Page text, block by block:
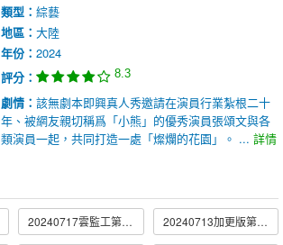
類型： 綜藝
地區： 大陸
年份： 2024
評分：
8.3
劇情： 該無劇本即興真人秀邀請在演員行業紮根二十
年、被網友親切稱爲「小熊」的優秀演員張頌文與各
類演員一起，共同打造一處「燦爛的花園」。 ... 詳情
20240717雲監工第12期 20240713加更版第12期